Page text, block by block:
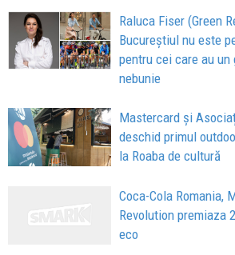
Raluca Fiser (Green
Bucureștiul nu este
pentru cei care au
nebunie
Mastercard și
deschid primul
la Roaba de cultură
Coca-Cola Romania,
Revolution premiaza
eco